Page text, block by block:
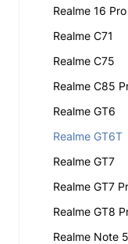
Realme 16 Pro
Realme C71
Realme C75
Realme C85
Realme GT6
Realme GT6T
Realme GT7
Realme GT7
Realme GT8
Realme Note